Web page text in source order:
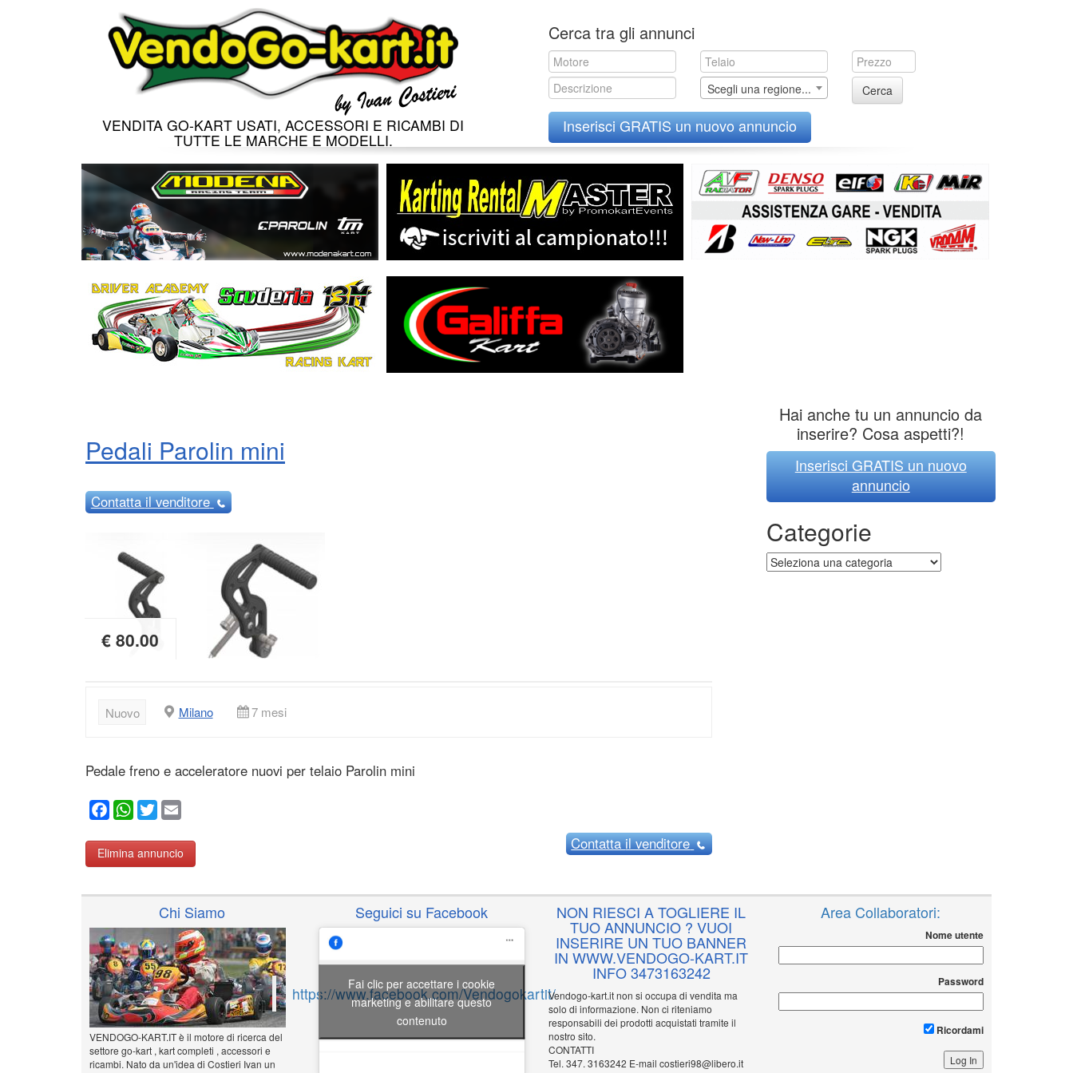
VENDITA GO-KART USATI, ACCESSORI E RICAMBI DI
TUTTE LE MARCHE E MODELLI.
to
content
Cerca tra gli annunci
Scegli una regione... Cerca
Inserisci GRATIS un nuovo annuncio
Pedali Parolin mini
Contattail venditore
€ 80.00
Nuovo Milano 7 mesi
Pedale freno e acceleratore nuovi per telaio Parolin mini
Facebook
WhatsApp
Twitter
Elimina annuncio
Contattail venditore
Hai anche tu un annuncio da
inserire? Cosa aspetti?!
Inserisci GRATIS un nuovo
annuncio
Categorie
Categorie
Chi Siamo
VENDOGO-KART.IT è il motore di ricerca del
settore go-kart , kart completi , accessori e
ricambi. Nato da un'idea di Costieri Ivan un
Seguici su Facebook
https://www.facebook.com/Vendogokartit/
Fai clic per accettare i cookie
marketing e abilitare questo
contenuto
NON RIESCI A TOGLIERE IL
TUO ANNUNCIO ? VUOI
INSERIRE UN TUO BANNER
IN WWW.VENDOGO-KART.IT
INFO 3473163242
Vendogo-kart.it non si occupa di vendita ma
solo di informazione. Non ci riteniamo
responsabili dei prodotti acquistati tramite il
nostro sito.
CONTATTI
Tel. 347. 3163242 E-mail costieri98@libero.it
Area Collaboratori:
Nome utente
Password
Ricordami